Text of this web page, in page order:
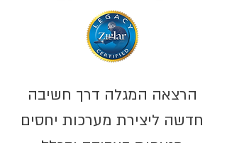
הרצאה המגלה דרך חשיבה
חדשה ליצירת מערכות יחסים